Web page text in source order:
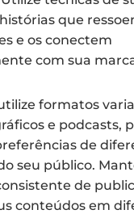
que
e os conectem
com sua
formatos
e podcasts,
de
seu público.
de
conteúdos em